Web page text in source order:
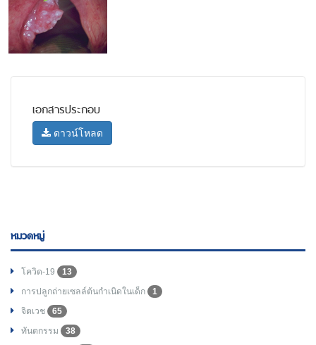
เอกสารประกอบ
ดาวน์โหลด
หมวดหมู่
โควิด-19
13
การปลูกถ่ายเซลล์ต้นกำเนิดในเด็ก
1
จิตเวช
65
ทันตกรรม
38